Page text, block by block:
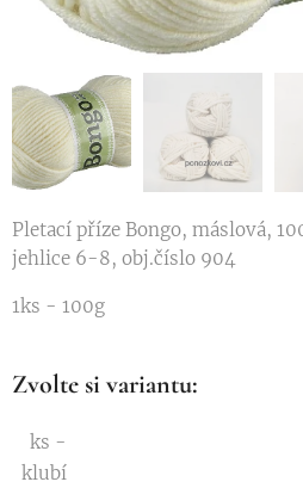
Pletací příze Bongo, máslová,
jehlice 6-8, obj.číslo 904
1ks - 100g
Zvolte si variantu:
ks -
klubí